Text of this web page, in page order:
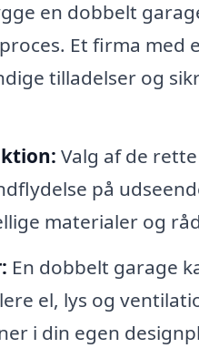
en dobbelt
Et firma
tilladelser og
Valg af de
på
materialer og
En dobbelt garage
el, lys og
i din egen